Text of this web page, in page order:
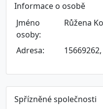
Informace o osobě
Jméno
osoby:
Růžena
Adresa:
Spřízněné společnosti